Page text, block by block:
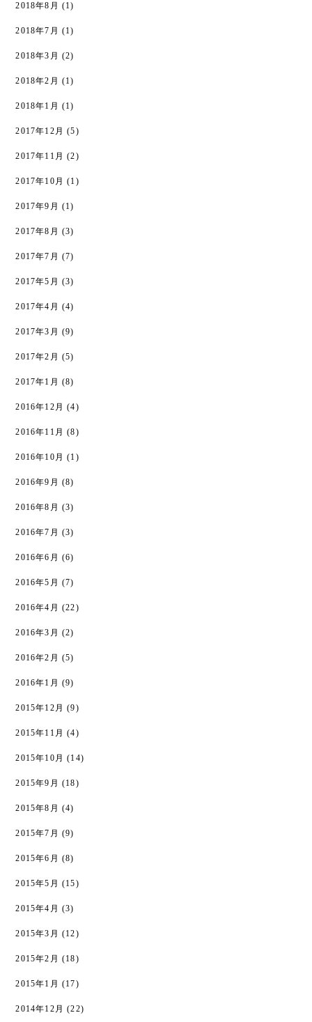
2018年8月 (1)
2018年7月 (1)
2018年3月 (2)
2018年2月 (1)
2018年1月 (1)
2017年12月 (5)
2017年11月 (2)
2017年10月 (1)
2017年9月 (1)
2017年8月 (3)
2017年7月 (7)
2017年5月 (3)
2017年4月 (4)
2017年3月 (9)
2017年2月 (5)
2017年1月 (8)
2016年12月 (4)
2016年11月 (8)
2016年10月 (1)
2016年9月 (8)
2016年8月 (3)
2016年7月 (3)
2016年6月 (6)
2016年5月 (7)
2016年4月 (22)
2016年3月 (2)
2016年2月 (5)
2016年1月 (9)
2015年12月 (9)
2015年11月 (4)
2015年10月 (14)
2015年9月 (18)
2015年8月 (4)
2015年7月 (9)
2015年6月 (8)
2015年5月 (15)
2015年4月 (3)
2015年3月 (12)
2015年2月 (18)
2015年1月 (17)
2014年12月 (22)